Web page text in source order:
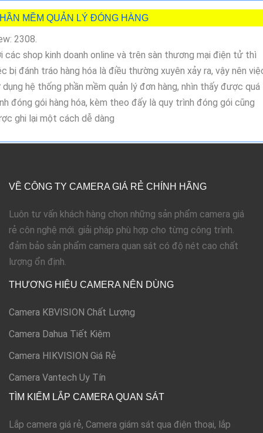
MỀM QUẢN LÝ ĐÓNG HÀNG
2308.
các shop kinh doanh online và trên sàn thương mại điện tử thì
bị đánh tráo hàng hóa là điều thường xuyên xảy ra, vậy nên
dụng hệ thống phần mềm quản lý đơn hàng, nhìn thấy được quá
đóng gói hàng hóa, kèm theo đấy là quy trình đóng gói cũng
ghi lại một cách dễ dàng
VỀ CÔNG TY CAMERA GIÁ RẺ CHÍNH HÃNG
Luôn tư vấn khách hàng chọn những sản phẩm camera giá
rẻ côn nghệ mới. giải pháp phù hợp cho từng công trình.
đảm bảo sản phẩm camera quan sát có độ nét cao chất
lượng ổn định.
THƯƠNG HIỆU CAMERA NÊN DÙNG
Camera KBVISION Chất Lượng
Camera Dahua Tiết Kiệm
Camera HIKVISION Giá Rẻ
Camera Vantech Uy Tín
TÌM KIẾM LẮP CAMERA QUAN SÁT
Lắp camera giá rẻ, Camera giám sát qua điện thoại, lắp